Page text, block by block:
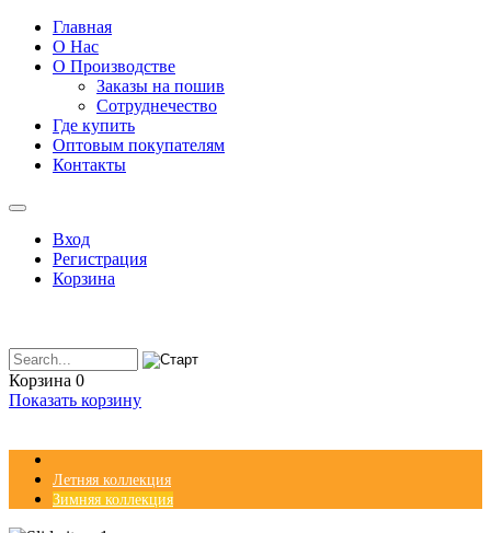
Главная
О Нас
О Производстве
Заказы на пошив
Сотруднечество
Где купить
Оптовым покупателям
Контакты
Вход
Регистрация
Корзина
Корзина 0
Показать корзину
Летняя коллекция
Зимняя коллекция